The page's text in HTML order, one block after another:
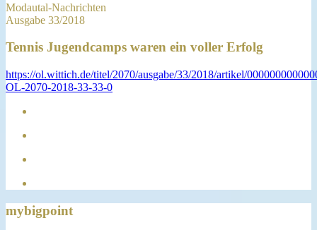
Modautal-Nachrichten
Ausgabe 33/2018
Tennis Jugendcamps waren ein voller Erfolg
https://ol.wittich.de/titel/2070/ausgabe/33/2018/artikel/
OL-2070-2018-33-33-0
mybigpoint